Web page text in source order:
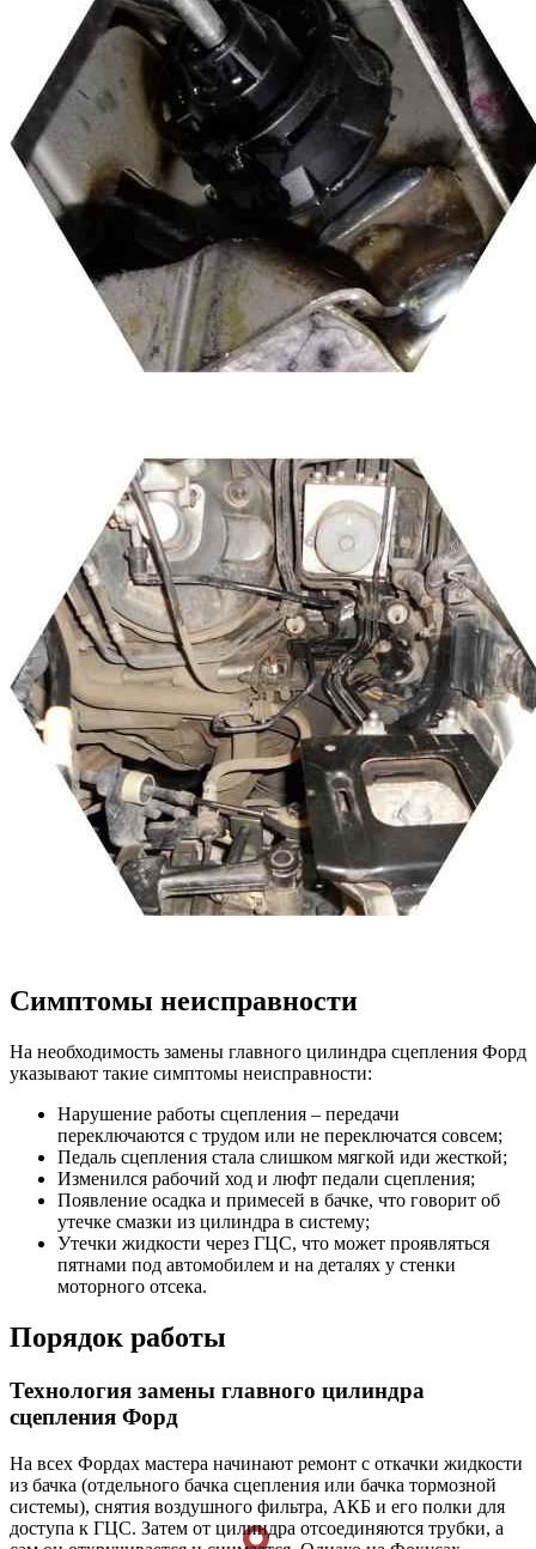
Симптомы неисправности
На необходимость замены главного цилиндра сцепления Форд
указывают такие симптомы неисправности:
Нарушение работы сцепления – передачи
переключаются с трудом или не переключатся совсем;
Педаль сцепления стала слишком мягкой иди жесткой;
Изменился рабочий ход и люфт педали сцепления;
Появление осадка и примесей в бачке, что говорит об
утечке смазки из цилиндра в систему;
Утечки жидкости через ГЦС, что может проявляться
пятнами под автомобилем и на деталях у стенки
моторного отсека.
Порядок работы
Технология замены главного цилиндра
сцепления Форд
На всех Фордах мастера начинают ремонт с откачки жидкости
из бачка (отдельного бачка сцепления или бачка тормозной
системы), снятия воздушного фильтра, АКБ и его полки для
доступа к ГЦС. Затем от цилиндра отсоединяются трубки, а